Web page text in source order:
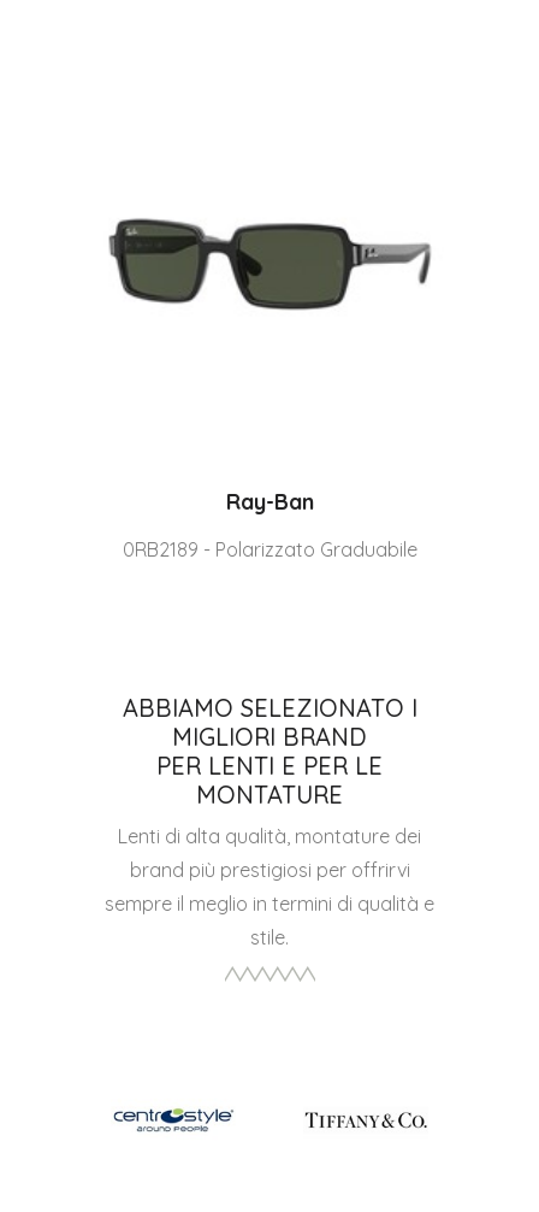
Ray-Ban
0RB2189 - Polarizzato Graduabile
ABBIAMO SELEZIONATO I
MIGLIORI BRAND
PER LENTI E PER LE
MONTATURE
Lenti di alta qualità, montature dei
brand più prestigiosi per offrirvi
sempre il meglio in termini di qualità e
stile.